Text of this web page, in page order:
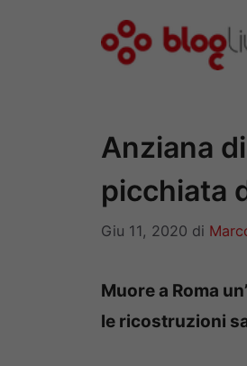
Anziana
picchiata
Giu 11, 2020 di
Muore a Roma
le ricostruzioni